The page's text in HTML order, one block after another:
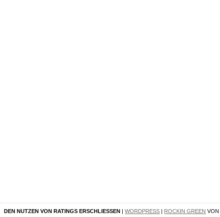
DEN NUTZEN VON RATINGS ERSCHLIESSEN |WORDPRESS | ROCKIN GREEN